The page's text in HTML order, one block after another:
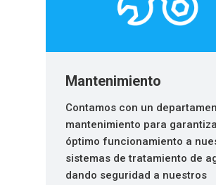
Mantenimiento
Contamos con un
mantenimiento para
óptimo funcionamiento a
sistemas de tratamiento de
dando seguridad a nuestros